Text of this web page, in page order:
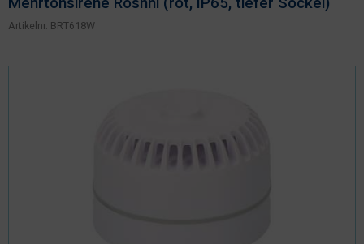
Artikelnr. BRT618W